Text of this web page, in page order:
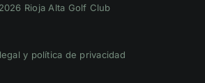
Rioja Alta Golf Club
y política de privacidad